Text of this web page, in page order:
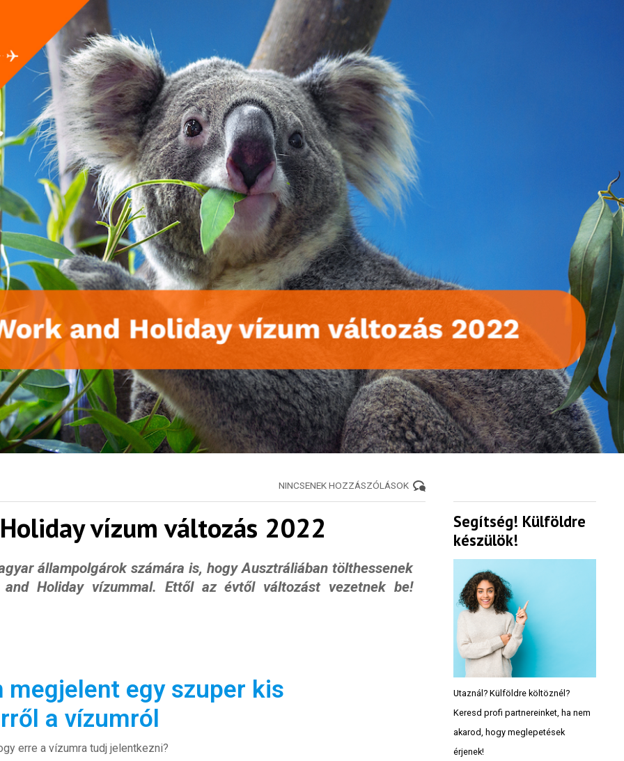
NINCSENEK HOZZÁSZÓLÁSOK
vízum változás 2022
állampolgárok számára is, hogy Ausztráliában tölthessenek
Holiday vízummal. Ettől az évtől változást vezetnek be!
megjelent egy szuper kis
a vízumról
erre a vízumra tudj jelentkezni?
Segítség! Külföldre
készülök!
Utaznál? Külföldre költöznél?
Keresd profi partnereinket, ha nem
akarod, hogy meglepetések
érjenek!